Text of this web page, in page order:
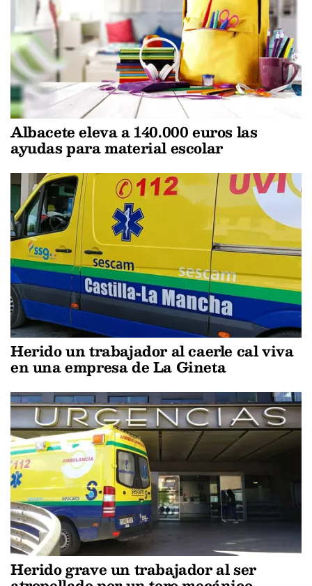
Albacete eleva a 140.000 euros las
ayudas para material escolar
Herido un trabajador al caerle cal viva
en una empresa de La Gineta
Herido grave un trabajador al ser